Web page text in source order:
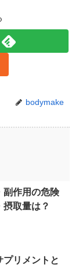
bodymake
副作用の危険
取量は？
リメントと